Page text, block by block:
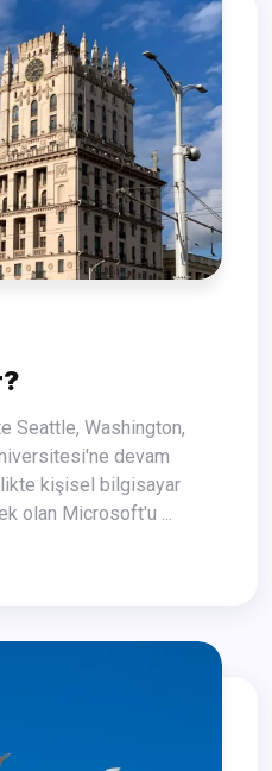
devam
kişisel bilgisayar
olan Microsoft'u ...